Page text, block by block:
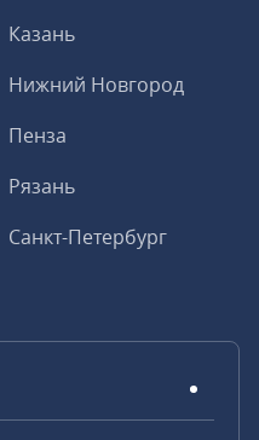
Казань
Нижний Новгород
Пенза
Рязань
Санкт-Петербург